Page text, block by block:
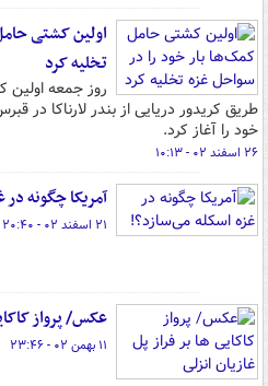
اولین کشتی
تخلیه کرد
روز جمعه
طریق کریدور دریایی از بندر لارناکا در
خود را آغاز کرد.
۲۶ اسفند ۰۲ - ۱۰:۱۳
آمریکا چگونه
۲۱ اسفند ۰۲ - ۲۰:۴۰
عکس/ پرواز
۱۱ بهمن ۰۲ - ۲۳:۴۶